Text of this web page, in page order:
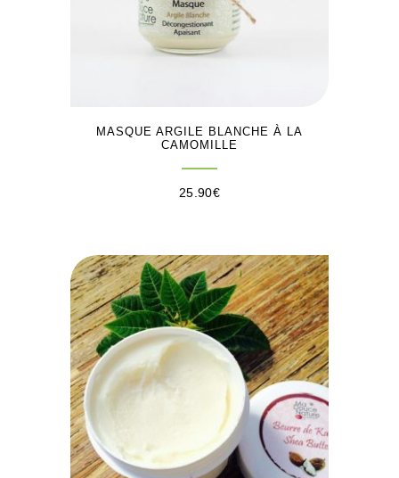
MASQUE ARGILE BLANCHE À LA
CAMOMILLE
25.90€